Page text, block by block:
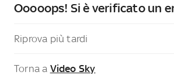
Ooooops! Si è verificato un
Riprova più tardi
Torna a Video Sky